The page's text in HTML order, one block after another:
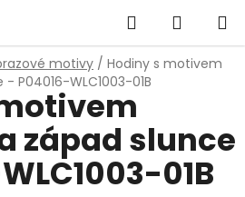
Hledat
KOŠÍK
motivy / Hodiny s motivem
P04016-WLC1003-01B
západ slunce
01B